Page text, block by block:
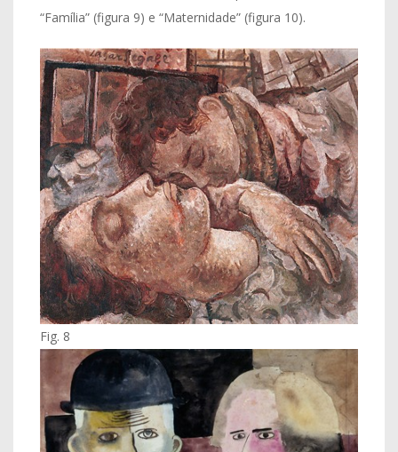
“Família” (figura 9) e “Maternidade” (figura 10).
Fig. 8